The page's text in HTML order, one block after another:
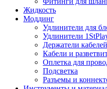
Жидкость
Моддинг
Удлинители для
Удлинители
Держатели кабелей
Кабели и
Оплетка для
Подсветка
Разъемы и